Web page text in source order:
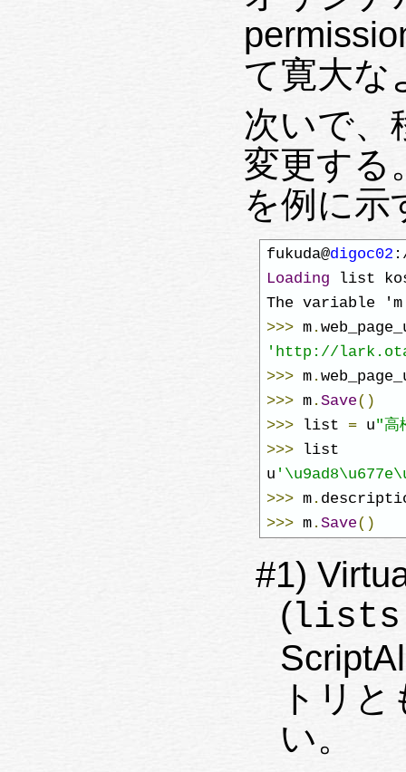
て寛大な
次いで、
変更する
を例に示
fukuda@digoc02
Loading list
The variable
>>> m.
'http://
>>> m.
>>> m. Save()
>>> list = u"高
>>> list
u
>>> m.
>>> m. Save()
#1)
(
トリ
い。